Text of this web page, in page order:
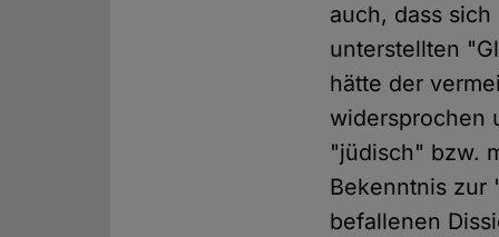
auch, dass
unterstellten
hätte der
widersprochen
"jüdisch" bzw.
Bekenntnis zur
befallenen